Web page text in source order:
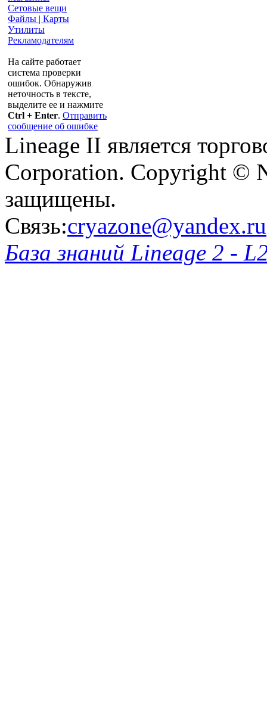
Сетовые вещи
Файлы | Карты
Утилиты
Рекламодателям
На сайте работает
система проверки
ошибок. Обнаружив
неточность в тексте,
выделите ее и нажмите
Ctrl + Enter. Отправить
сообщение об ошибке
Lineage II является
Corporation. Copyright ©
защищены.
Связь:cryazone@yandex.ru
База знаний Lineage 2 -